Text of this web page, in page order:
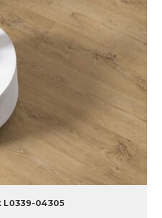
L0339-04305